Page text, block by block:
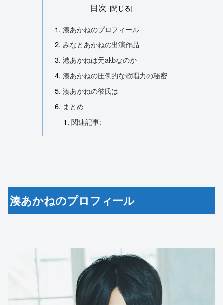
目次
湊あかねのプロフィール
みなとあかねの出演作品
港あかねは元akbなのか
湊あかねの圧倒的な歌唱力の秘密
湊あかねの彼氏は
まとめ
関連記事:
湊あかねのプロフィール